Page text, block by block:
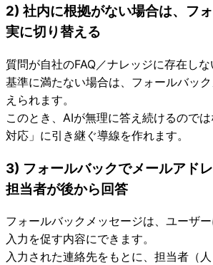
2) 社内に根拠がない場合は、フ
実に切り替える
質問が自社のFAQ／ナレッジに存在し
基準に満たない場合は、フォールバッ
えられます。
このとき、AIが無理に答え続けるので
対応」に引き継ぐ導線を作れます。
3) フォールバックでメールアドレ
担当者が後から回答
フォールバックメッセージは、ユーザ
入力を促す内容にできます。
入力された連絡先をもとに、担当者（